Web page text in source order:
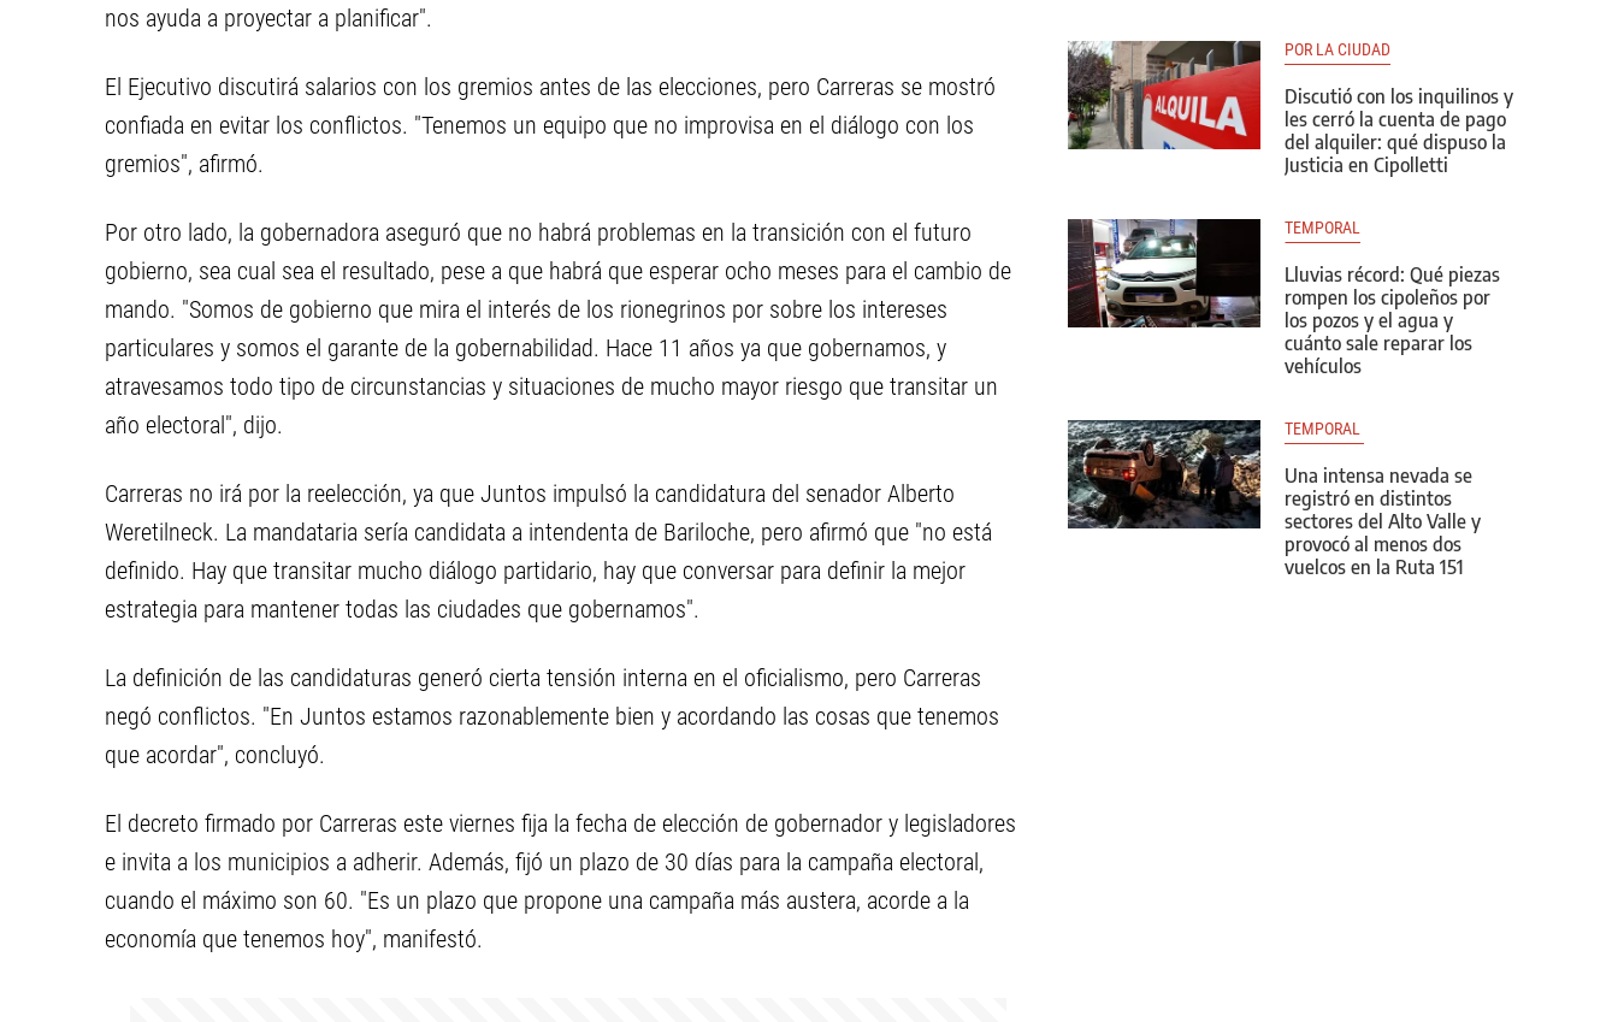
nos ayuda a proyectar a planificar".
El Ejecutivo discutirá salarios con los gremios antes de las elecciones, pero Carreras se mostró
confiada en evitar los conflictos. "Tenemos un equipo que no improvisa en el diálogo con los
gremios", afirmó.
Por otro lado, la gobernadora aseguró que no habrá problemas en la transición con el futuro
gobierno, sea cual sea el resultado, pese a que habrá que esperar ocho meses para el cambio de
mando. "Somos de gobierno que mira el interés de los rionegrinos por sobre los intereses
particulares y somos el garante de la gobernabilidad. Hace 11 años ya que gobernamos, y
atravesamos todo tipo de circunstancias y situaciones de mucho mayor riesgo que transitar un
año electoral", dijo.
Carreras no irá por la reelección, ya que Juntos impulsó la candidatura del senador Alberto
Weretilneck. La mandataria sería candidata a intendenta de Bariloche, pero afirmó que "no está
definido. Hay que transitar mucho diálogo partidario, hay que conversar para definir la mejor
estrategia para mantener todas las ciudades que gobernamos".
La definición de las candidaturas generó cierta tensión interna en el oficialismo, pero Carreras
negó conflictos. "En Juntos estamos razonablemente bien y acordando las cosas que tenemos
que acordar", concluyó.
El decreto firmado por Carreras este viernes fija la fecha de elección de gobernador y legisladores
e invita a los municipios a adherir. Además, fijó un plazo de 30 días para la campaña electoral,
cuando el máximo son 60. "Es un plazo que propone una campaña más austera, acorde a la
economía que tenemos hoy", manifestó.
POR LA CIUDAD
Discutió con los inquilinos y
les cerró la cuenta de pago
del alquiler: qué dispuso la
Justicia en Cipolletti
TEMPORAL
Lluvias récord: Qué piezas
rompen los cipoleños por
los pozos y el agua y
cuánto sale reparar los
vehículos
TEMPORAL
Una intensa nevada se
registró en distintos
sectores del Alto Valle y
provocó al menos dos
vuelcos en la Ruta 151